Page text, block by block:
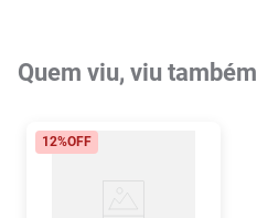
Quem viu, viu também
12%OFF